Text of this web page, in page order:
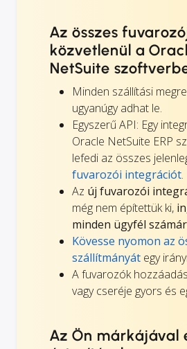
Az összes
közvetlenül a
NetSuite
Minden szállítási
ugyanúgy adhat le.
Egyszerű API: Egy
Oracle NetSuite ERP
lefedi az összes
fuvarozói integrációt.
Az új fuvarozói
még nem építettük ki,
minden ügyfél
Kövesse nyomon az
szállítmányát egy
A fuvarozók
vagy cseréje gyors és
Az Ön márkájával